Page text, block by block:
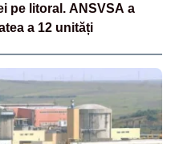
pe litoral. ANSVSA a
a 12 unități